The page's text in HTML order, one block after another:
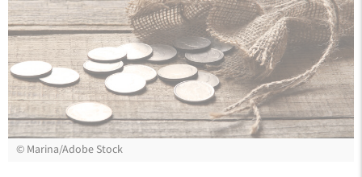
© Marina/Adobe Stock